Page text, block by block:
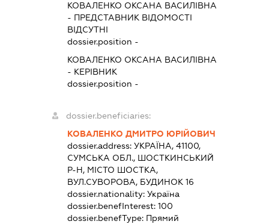
КОВАЛЕНКО ОКСАНА ВАСИЛІВНА
- ПРЕДСТАВНИК ВІДОМОСТІ
ВІДСУТНІ
dossier.position -
КОВАЛЕНКО ОКСАНА ВАСИЛІВНА
- КЕРІВНИК
dossier.position -
dossier.beneficiaries:
КОВАЛЕНКО ДМИТРО ЮРІЙОВИЧ
dossier.address:УКРАЇНА, 41100,
СУМСЬКА ОБЛ., ШОСТКИНСЬКИЙ
Р-Н, МІСТО ШОСТКА,
ВУЛ.СУВОРОВА, БУДИНОК 16
dossier.nationality:Україна
dossier.benefInterest:100
dossier.benefType: Прямий